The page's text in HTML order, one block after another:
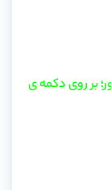
بر روی دکمه ی